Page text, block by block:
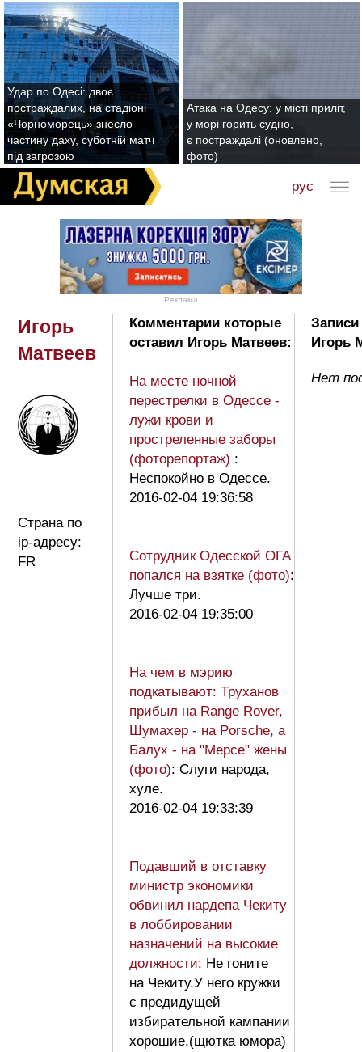
Удар по Одесі: двоє
постраждалих, на стадіоні
«Чорноморець» знесло
частину даху, суботній матч
під загрозою
Атака на Одесу: у місті приліт,
у морі горить судно,
є постраждалі (оновлено,
фото)
рус
Реклама
Игорь
Матвеев
Страна по
ip-адресу:
FR
Комментарии которые
оставил Игорь Матвеев:
На месте ночной
перестрелки в Одессе -
лужи крови и
простреленные заборы
(фоторепортаж) :
Неспокойно в Одессе.
2016-02-04 19:36:58
Сотрудник Одесской ОГА
попался на взятке (фото):
Лучше три.
2016-02-04 19:35:00
На чем в мэрию
подкатывают: Труханов
прибыл на Range Rover,
Шумахер - на Porsche, а
Балух - на "Мерсе" жены
(фото): Слуги народа,
хуле.
2016-02-04 19:33:39
Подавший в отставку
министр экономики
обвинил нардепа Чекиту
в лоббировании
назначений на высокие
должности: Не гоните
на Чекиту.У него кружки
с предидущей
избирательной кампании
хорошие.(щютка юмора)
Игорь
Нет